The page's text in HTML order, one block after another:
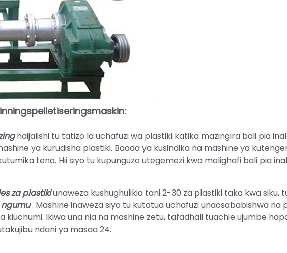
haijalishi tu tatizo la uchafuzi wa plastiki katika mazingira bali pia
ya kurudisha plastiki. Baada ya kusindika na mashine ya
tena. Hii siyo tu kupunguza utegemezi kwa malighafi bali pia
za plastikiunaweza kushughulikia tani 2-30 za plastiki taka kwa siku,
. Mashine inaweza siyo tu kutatua uchafuzi unaosababishwa na
kiuchumi. Ikiwa una nia na mashine zetu, tafadhali tuachie ujumbe
ndani ya masaa 24.